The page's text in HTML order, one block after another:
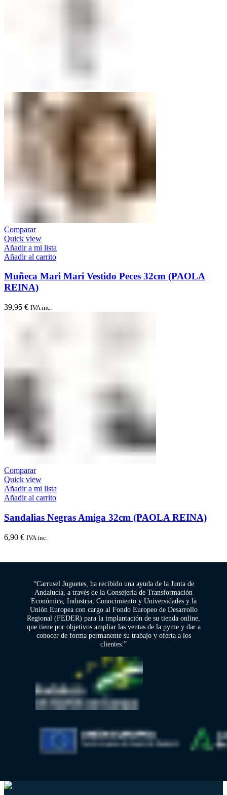
Comparar
Quick view
Añadir a mi lista
Añadir al carrito
Muñeca Mari Mari Vestido Peces 32cm (PAOLA
REINA)
39,95 € IVA inc.
Comparar
Quick view
Añadir a mi lista
Añadir al carrito
Sandalias Negras Amiga 32cm (PAOLA REINA)
6,90 € IVA inc.
“Carrusel Juguetes, ha recibido una ayuda de la Junta de
Andalucía, a través de la Consejería de Transformación
Económica, Industria, Conocimiento y Universidades y la
Unión Europea con cargo al Fondo Europeo de Desarrollo
Regional (FEDER) para la implantación de su tienda online,
que tiene por objetivos ampliar las ventas de la pyme y dar a
conocer de forma permanente su trabajo y oferta a los
clientes.”